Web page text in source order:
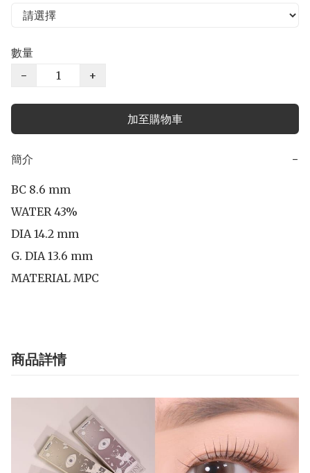
數量
−
+
加至購物車
簡介 −
BC 8.6 mm
WATER 43%
DIA 14.2 mm
G. DIA 13.6 mm
MATERIAL MPC
商品詳情